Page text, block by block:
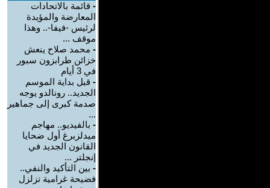
- قائمة بالاتحادات
المعارضة والمؤيدة
لرئيس -فيفا-.. وهذا
موقف ...
- محمد صلاح ينعش
خزائن طرابزون سبور
في 3 أيام
- قبل بداية الموسم
الجديد.. رونالدو يوجه
صدمة كبرى إلى جماهير
...
- بالفيديو.. مهاجم
ميدلزبرغ أول ضحايا
القانون الجديد في
إنجلتر ...
- بين التأكيد والنفي..
فضيحة غرامية تزلزل